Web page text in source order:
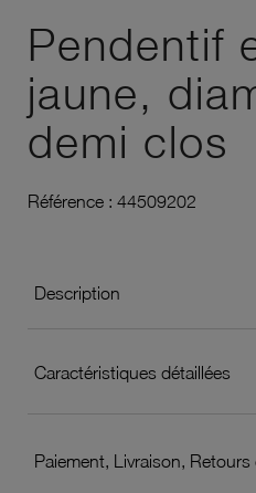
Pendentif
jaune,
demi clos
Référence : 44509202
Description
Caractéristiques détaillées
Paiement, Livraison, Retours